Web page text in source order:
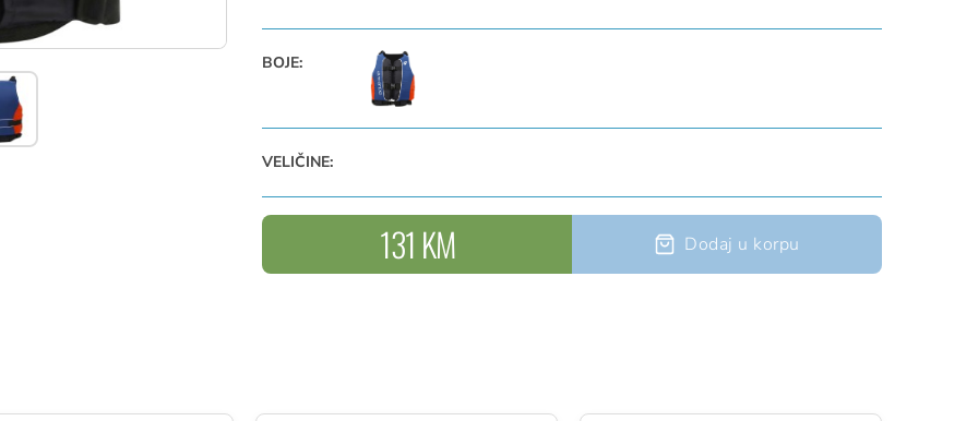
BOJE:
VELIČINE:
131 KM Dodaj u korpu